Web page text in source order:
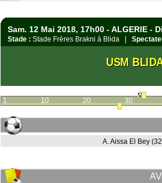
Sam. 12 Mai 2018, 17h00 - ALGERIE -
Stade : Stade Frères Brakni à Blida |
USM
1 10 20 30
A. Aissa El Bey